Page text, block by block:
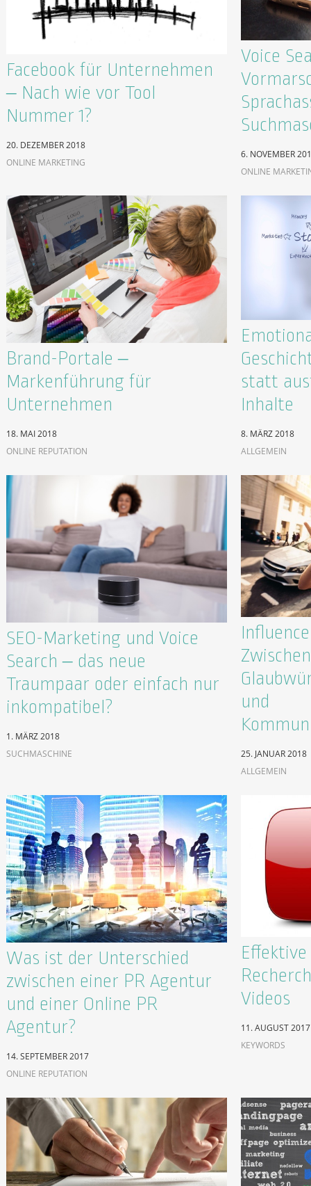
Facebook für Unternehmen
– Nach wie vor Tool
Nummer 1?
20. DEZEMBER 2018
ONLINE MARKETING
Voice
6. NOVEMBER
ONLINE
Brand-Portale –
Markenführung für
Unternehmen
18. MAI 2018
ONLINE REPUTATION
statt
Inhalte
8. MÄRZ 2018
ALLGEMEIN
SEO-Marketing und Voice
Search – das neue
Traumpaar oder einfach nur
inkompatibel?
1. MÄRZ 2018
SUCHMASCHINE
Zwischen
und
25. JANUAR 2018
ALLGEMEIN
Was ist der Unterschied
zwischen einer PR Agentur
und einer Online PR
Agentur?
14. SEPTEMBER 2017
ONLINE REPUTATION
Videos
11. AUGUST 2017
KEYWORDS